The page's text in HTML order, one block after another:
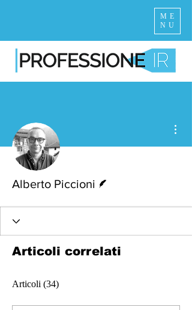
ME
NU
Alberto Piccioni
Articoli correlati
Articoli (34)